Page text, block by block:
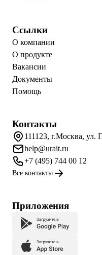
Ссылки
О компании
О продукте
Вакансии
Документы
Помощь
Контакты
111123, г.Москва, ул.
help@urait.ru
+7 (495) 744 00 12
Все контакты
Приложения